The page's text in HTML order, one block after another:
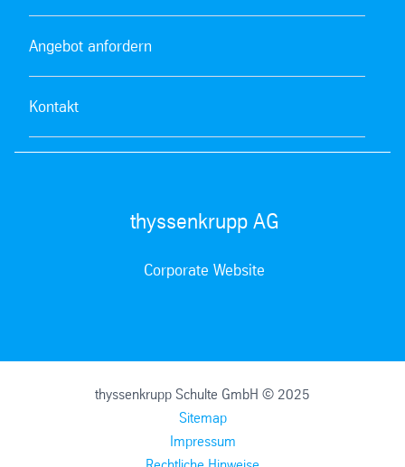
Angebot anfordern
Kontakt
thyssenkrupp AG
Corporate Website
thyssenkrupp Schulte GmbH © 2025
Sitemap
Impressum